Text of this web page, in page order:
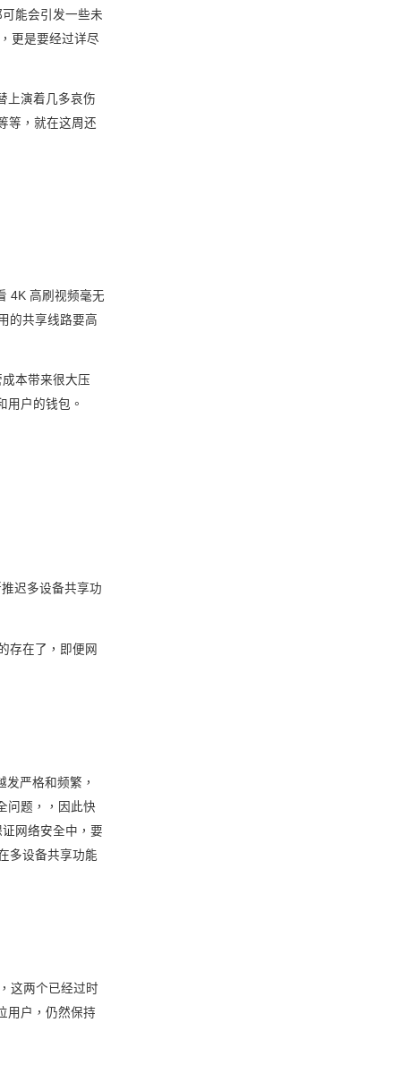
能会引发一些未
更是要经过详尽
上演着几多哀伤
等，就在这周还
4K 高刷视频毫无
的共享线路要高
本带来很大压
用户的钱包。
迟多设备共享功
存在了，即便网
严格和频繁，
问题，，因此快
网络安全中，要
多设备共享功能
这两个已经过时
用户，仍然保持